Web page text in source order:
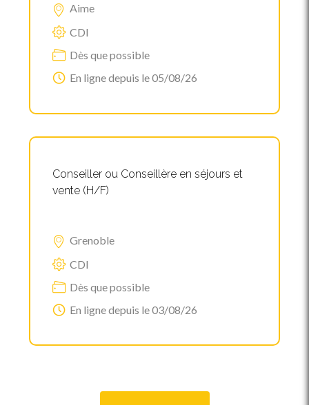
Aime
CDI
Dès que possible
En ligne depuis le 05/08/26
Conseiller ou Conseillère en séjours et
vente (H/F)
Grenoble
CDI
Dès que possible
En ligne depuis le 03/08/26